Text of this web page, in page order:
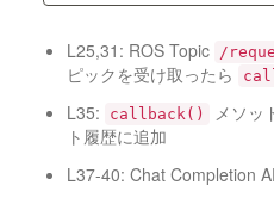
L25,31: ROS Topic /
ピックを受け取ったら
L35:
callback()
メソッ
ト履歴に追加
L37-40: Chat Completion